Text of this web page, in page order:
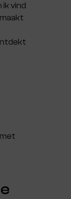
ik vind